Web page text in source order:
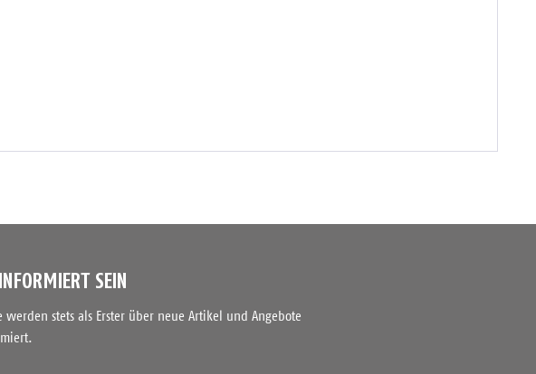
SEIN
stets als Erster über neue Artikel und Angebote